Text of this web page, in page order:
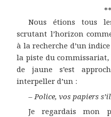
Nous étions tous
scrutant l’horizon
à la recherche d’un
la piste du commissariat,
de jaune s’est
interpeller d’un :
– Police, vos papiers
Je regardais mon